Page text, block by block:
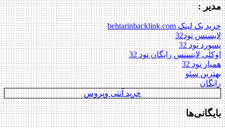
مدیر :
خرید بک لینک behtarinbacklink.com
لایسنس نود32
پسورد نود 32
اوکلی لایسنس رایگان نود 32
همیار نود 32
بهترین سئو
رایگان
خرید آنتی ویروس
بایگانی‌ها